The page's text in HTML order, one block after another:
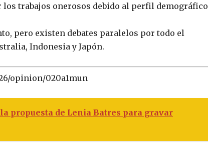
los trabajos onerosos debido al perfil demográfico
pero existen debates paralelos por todo el
Indonesia y Japón.
opinion/020a1mun
propuesta de Lenia Batres para gravar